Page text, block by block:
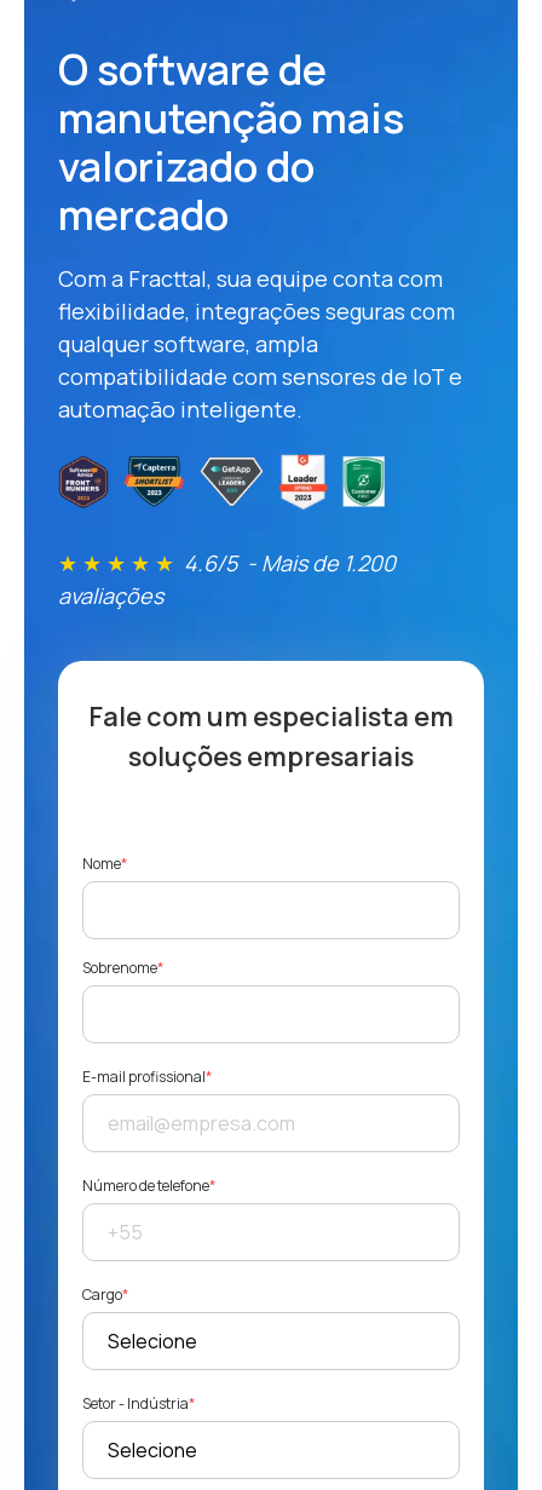
O software de
manutenção mais
valorizado do
mercado
Com a Fracttal, sua equipe conta com
flexibilidade, integrações seguras com
qualquer software, ampla
compatibilidade com sensores de IoT e
automação inteligente.
★ ★ ★ ★ ★ 4.6/5 - Mais de 1.200
avaliações
Fale com um especialista em
soluções empresariais
Nome*
Sobrenome*
E-mail profissional*
Número de telefone*
Cargo*
Setor - Indústria*